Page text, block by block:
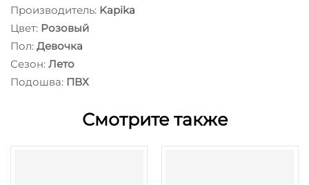
Производитель: Kapika
Цвет: Розовый
Пол: Девочка
Сезон: Лето
Подошва: ПВХ
Смотрите также